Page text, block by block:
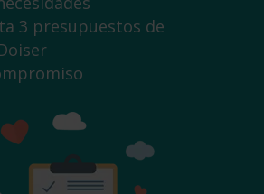
3 presupuestos de